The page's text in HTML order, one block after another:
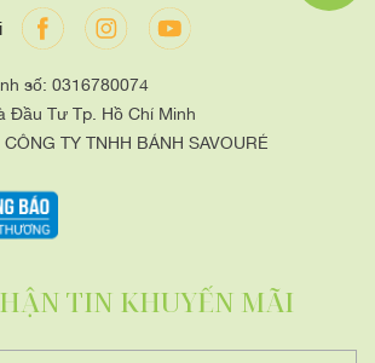
số: 0316780074
Đầu Tư Tp. Hồ Chí Minh
TY TNHH BÁNH SAVOURÉ
TIN KHUYẾN MÃI